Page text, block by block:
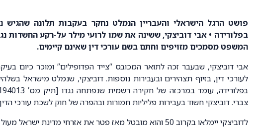
פושט הרגל הישראלי והעבריין הנמלט נחקר בעקבות תלונה שהגיש
בפלורידה • אבי דוביצקי, ששינה את שמו לרועי מילר על-רקע החשדות
המשפט מסמכים מזויפים וחתם בשם עורכי דין שאינם קיימים.
אבי דוביצקי, שבעבר זכה לתואר המכובס “צייד הפדופילים” ומוכר כיום
צברי. דוביצקי חשוד בעבירות פליליות חמורות ובהפרה של חוק לשכת עורכי
לדוביצקי יימלאו בקרוב 50 והוא מובטל מאז פטר את אזרחי